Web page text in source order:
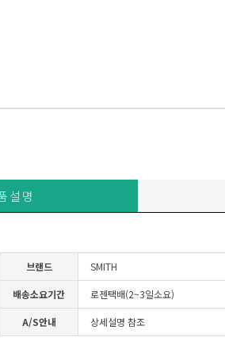
설명
브랜드 SMITH
배송소요기간 로젠택배(2~3일소요)
A/S안내 상세설명 참조